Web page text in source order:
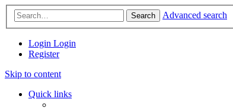
Search Advanced search
Login Login
Register
Skip to content
Quick links